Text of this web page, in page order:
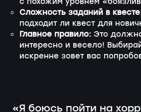
Сложность заданий в
подходит ли квест для
Главное правило: Это
интересно и весело!
искренне зовет вас
«Я боюсь пойти на